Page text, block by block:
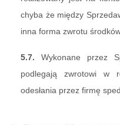
chyba że między
inna forma zwrotu
5.7. Wykonane przez
podlegają zwrotowi w
odesłania przez firmę